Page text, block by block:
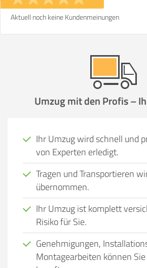
Aktuell noch keine Kundenmeinungen
Umzug mit den Profis –
Ihr Umzug wird schnell und
von Experten erledigt.
Tragen und Transportieren
übernommen.
Ihr Umzug ist komplett
Risiko für Sie.
Genehmigungen,
Montagearbeiten können Sie